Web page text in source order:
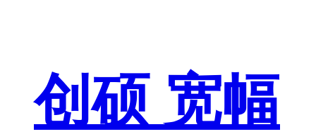
创硕 宽幅